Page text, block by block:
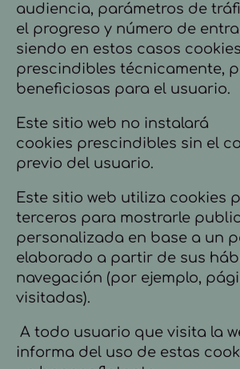
audiencia, parámetros de
el progreso y número de
siendo en estos casos cookies
prescindibles técnicamente,
beneficiosas para el usuario.
Este sitio web no instalará
cookies prescindibles sin el
previo del usuario.
Este sitio web utiliza cookies
terceros para mostrarle
personalizada en base a un
elaborado a partir de sus
navegación (por ejemplo,
visitadas).
A todo usuario que visita la
informa del uso de estas